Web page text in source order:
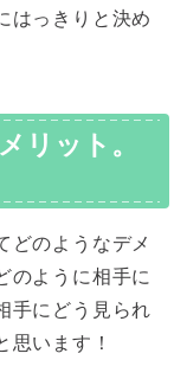
はっきりと決め
リット。
どのようなデメ
のように相手に
手にどう見られ
思います！